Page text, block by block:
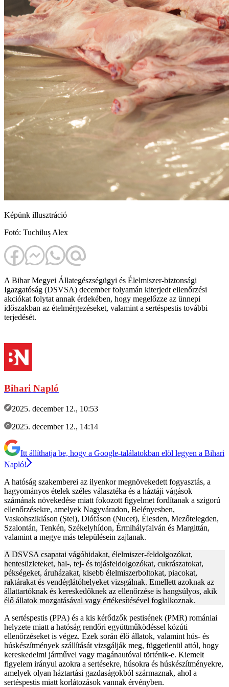
Képünk illusztráció
Fotó: Tuchiluș Alex
A Bihar Megyei Állategészségügyi és Élelmiszer-biztonsági
Igazgatóság (DSVSA) december folyamán kiterjedt ellenőrzési
akciókat folytat annak érdekében, hogy megelőzze az ünnepi
időszakban az ételmérgezéseket, valamint a sertéspestis további
terjedését.
Bihari Napló
2025. december 12., 10:53
2025. december 12., 14:14
Itt állíthatja be, hogy a Google-találatokban elöl legyen a Bihari
Napló!
A hatóság szakemberei az ilyenkor megnövekedett fogyasztás, a
hagyományos ételek széles választéka és a háztáji vágások
számának növekedése miatt fokozott figyelmet fordítanak a szigorú
ellenőrzésekre, amelyek Nagyváradon, Belényesben,
Vaskohszikláson (Ștei), Diófáson (Nucet), Élesden, Mezőtelegden,
Szalontán, Tenkén, Székelyhídon, Érmihályfalván és Margittán,
valamint a megye más településein zajlanak.
A DSVSA csapatai vágóhidakat, élelmiszer-feldolgozókat,
hentesüzleteket, hal-, tej- és tojásfeldolgozókat, cukrászatokat,
pékségeket, áruházakat, kisebb élelmiszerboltokat, piacokat,
raktárakat és vendéglátóhelyeket vizsgálnak. Emellett azoknak az
állattartóknak és kereskedőknek az ellenőrzése is hangsúlyos, akik
élő állatok mozgatásával vagy értékesítésével foglalkoznak.
A sertéspestis (PPA) és a kis kérődzők pestisének (PMR) romániai
helyzete miatt a hatóság rendőri együttműködéssel közúti
ellenőrzéseket is végez. Ezek során élő állatok, valamint hús- és
húskészítmények szállítását vizsgálják meg, függetlenül attól, hogy
kereskedelmi járművel vagy magánautóval történik-e. Kiemelt
figyelem irányul azokra a sertésekre, húsokra és húskészítményekre,
amelyek olyan háztartási gazdaságokból származnak, ahol a
sertéspestis miatt korlátozások vannak érvényben.